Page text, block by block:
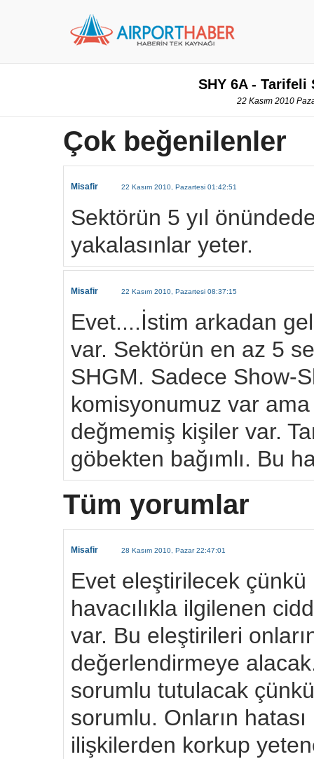
SHY 6A -
22 Kasım 2010
Çok beğenilenler
Misafir 22 Kasım 2010, Pazartesi 01:42:51
Sektörün 5 yıl
yakalasınlar yeter.
Misafir 22 Kasım 2010, Pazartesi 08:37:15
Evet....İstim arkadan
var. Sektörün en az 5
SHGM. Sadece Show-
komisyonumuz var
değmemiş kişiler var.
göbekten bağımlı. Bu
Tüm yorumlar
Misafir 28 Kasım 2010, Pazar 22:47:01
Evet eleştirilecek
havacılıkla ilgilenen
var. Bu eleştirileri
değerlendirmeye
sorumlu tutulacak
sorumlu. Onların
ilişkilerden korkup